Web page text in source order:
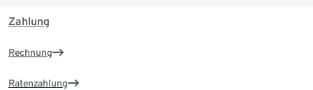
Zahlung
Rechnung
Ratenzahlung